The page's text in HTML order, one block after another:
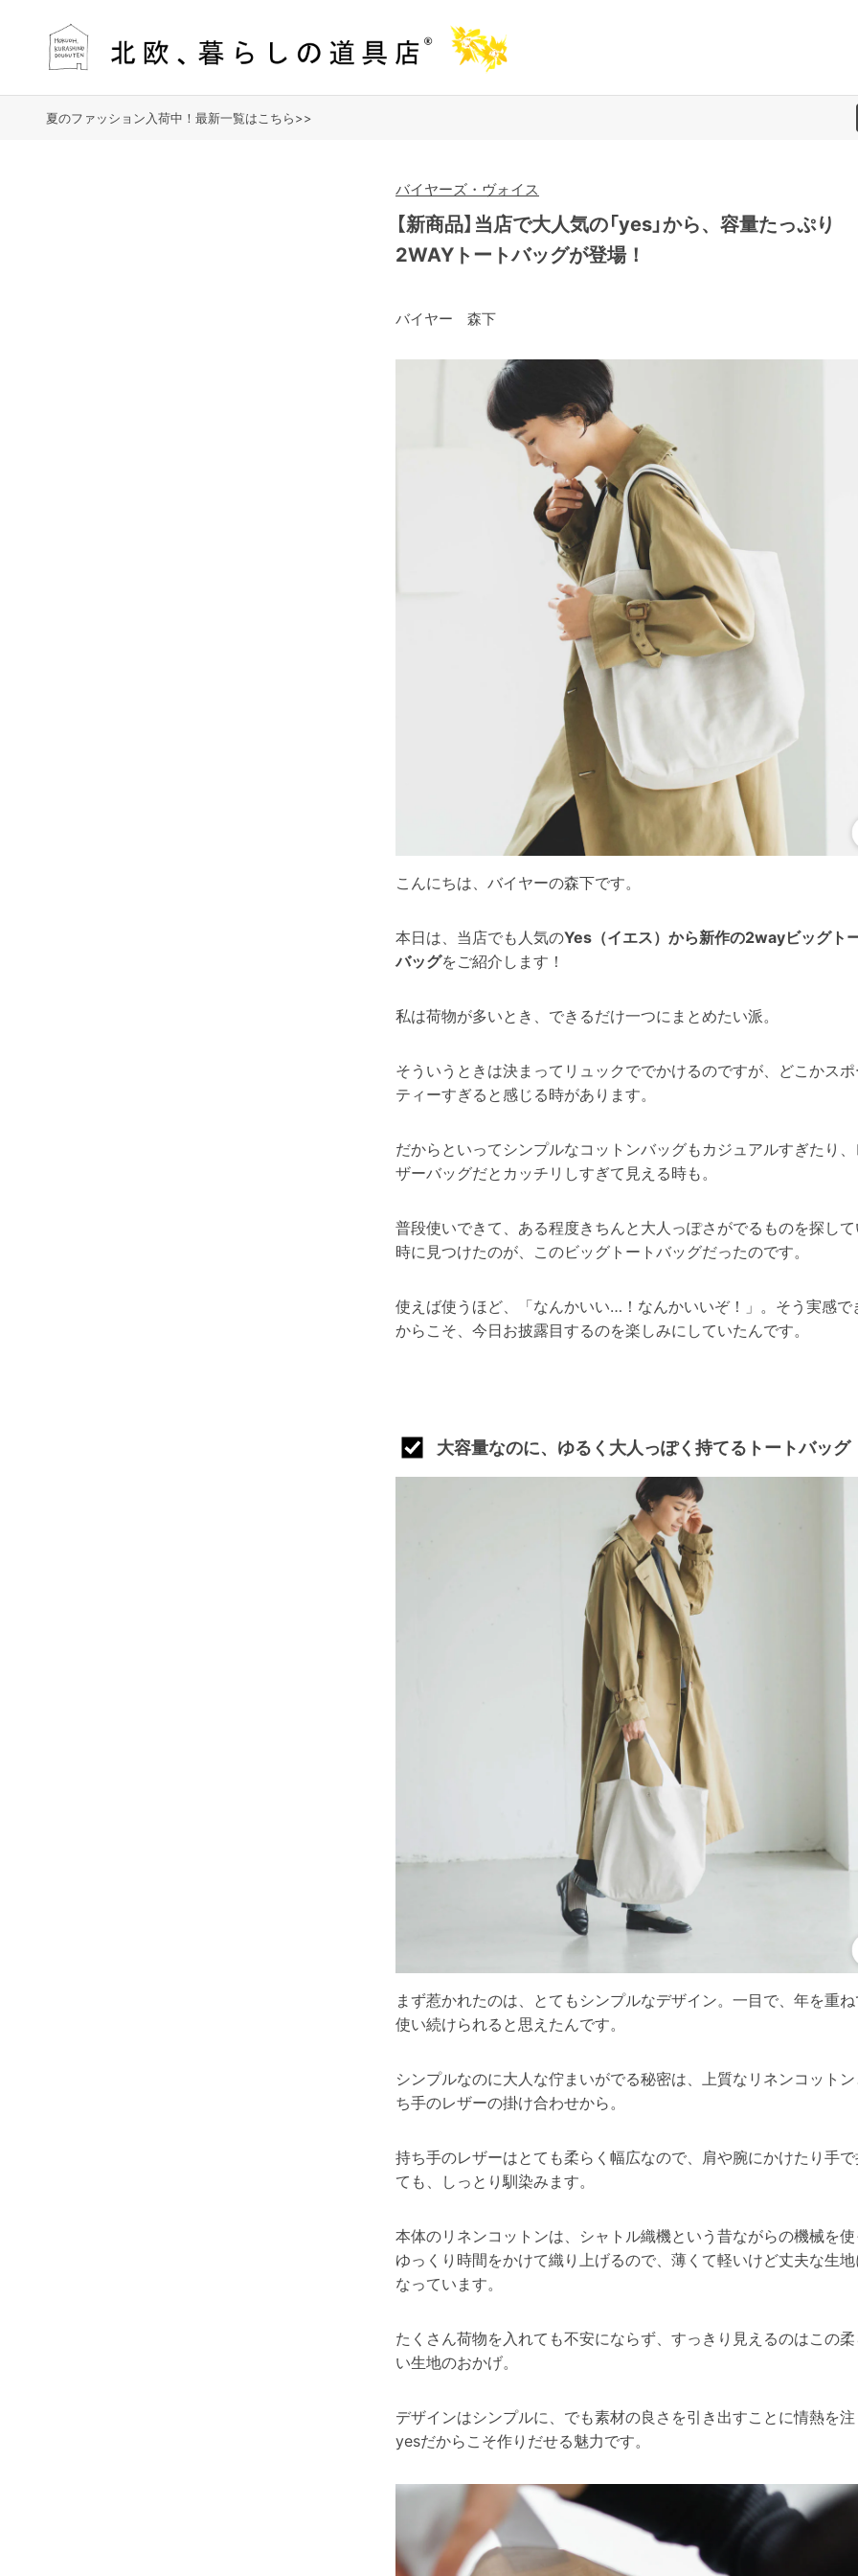
夏のファッション入荷中！最新一覧はこちら>>
バイヤーズ・ヴォイス
【新商品】当店で大人気の「yes」から、容量たっぷり
2WAYトートバッグが登場！
バイヤー 森下
こんにちは、バイヤーの森下です。
本日は、当店でも人気のYes（イエス）から新作の2wayビッグト
バッグをご紹介します！
私は荷物が多いとき、できるだけ一つにまとめたい派。
そういうときは決まってリュックででかけるのですが、どこかス
ティーすぎると感じる時があります。
だからといってシンプルなコットンバッグもカジュアルすぎたり
ザーバッグだとカッチリしすぎて見える時も。
普段使いできて、ある程度きちんと大人っぽさがでるものを探し
時に見つけたのが、このビッグトートバッグだったのです。
使えば使うほど、「なんかいい…！なんかいいぞ！」。そう実感で
からこそ、今日お披露目するのを楽しみにしていたんです。
大容量なのに、ゆるく大人っぽく持てるトートバッグ
まず惹かれたのは、とてもシンプルなデザイン。一目で、年を重
使い続けられると思えたんです。
シンプルなのに大人な佇まいがでる秘密は、上質なリネンコット
ち手のレザーの掛け合わせから。
持ち手のレザーはとても柔らく幅広なので、肩や腕にかけたり手
ても、しっとり馴染みます。
本体のリネンコットンは、シャトル織機という昔ながらの機械を
ゆっくり時間をかけて織り上げるので、薄くて軽いけど丈夫な生
なっています。
たくさん荷物を入れても不安にならず、すっきり見えるのはこの
い生地のおかげ。
デザインはシンプルに、でも素材の良さを引き出すことに情熱を
yesだからこそ作りだせる魅力です。